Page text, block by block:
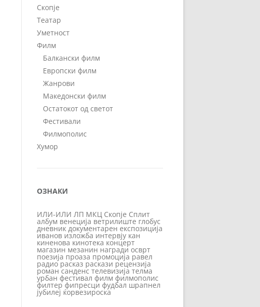
Скопје
Театар
Уметност
Филм
Балкански филм
Европски филм
Жанрови
Македонски филм
Остатокот од светот
Фестивали
Филмополис
Хумор
ОЗНАКИ
ИЛИ-ИЛИ ЛП МКЦ Скопје Сплит
албум венеција ветрилиште глобус
дневник документарен експозиција
иванов изложба интервју кан
киненова кинотека концерт
магазин мезанин награди осврт
поезија проаза промоција равел
радио расказ раскази рецензија
роман санденс телевизија телма
урбан фестивал филм филмополис
филтер фипресци фудбал шрапнел
јубилеј ќорвезироска